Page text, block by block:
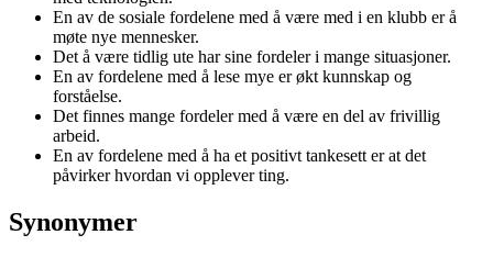
En av de sosiale fordelene med å være med i en klubb er å
møte nye mennesker.
Det å være tidlig ute har sine fordeler i mange situasjoner.
En av fordelene med å lese mye er økt kunnskap og
forståelse.
Det finnes mange fordeler med å være en del av frivillig
arbeid.
En av fordelene med å ha et positivt tankesett er at det
påvirker hvordan vi opplever ting.
Synonymer